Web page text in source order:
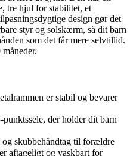
tre hjul for stabilitet, et
design gør det
styr og solskærm, så dit barn
som det får mere selvtillid.
er stabil og bevarer
der holder dit barn
skubbehåndtag til forældre
aftageligt og vaskbart for